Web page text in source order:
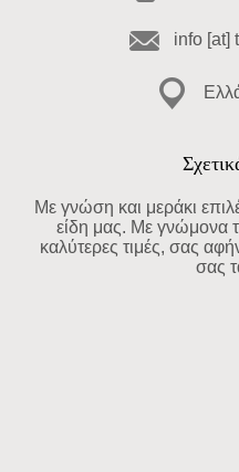
info [at]
Με γνώση και μεράκι
είδη μας. Με γνώμονα
καλύτερες τιμές, σας
σας